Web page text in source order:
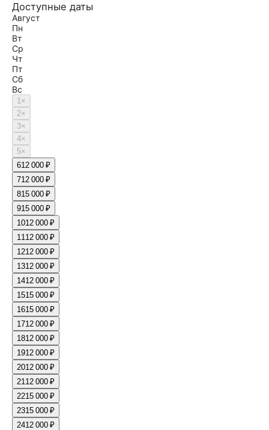
Доступные даты
Август
Пн
Вт
Ср
Чт
Пт
Сб
Вс
1×
2×
3×
4×
5×
612 000 ₽
712 000 ₽
815 000 ₽
915 000 ₽
1012 000 ₽
1112 000 ₽
1212 000 ₽
1312 000 ₽
1412 000 ₽
1515 000 ₽
1615 000 ₽
1712 000 ₽
1812 000 ₽
1912 000 ₽
2012 000 ₽
2112 000 ₽
2215 000 ₽
2315 000 ₽
2412 000 ₽